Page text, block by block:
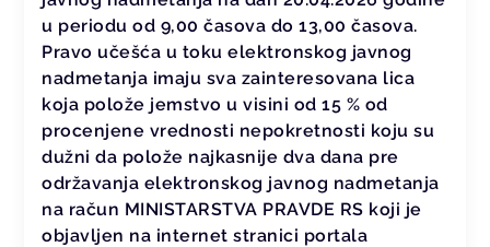
u periodu od 9,00 časova do 13,00 časova.
Pravo učešća u toku elektronskog javnog
nadmetanja imaju sva zainteresovana lica
koja polože jemstvo u visini od 15 % od
procenjene vrednosti nepokretnosti koju su
dužni da polože najkasnije dva dana pre
održavanja elektronskog javnog nadmetanja
na račun MINISTARSTVA PRAVDE RS koji je
objavljen na internet stranici portala